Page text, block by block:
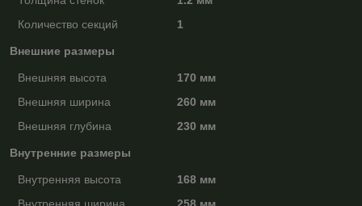
Количество секций
1
Внешние размеры
Внешняя высота
170 мм
Внешняя ширина
260 мм
Внешняя глубина
230 мм
Внутренние размеры
Внутренняя высота
168 мм
Внутренняя ширина
258 мм